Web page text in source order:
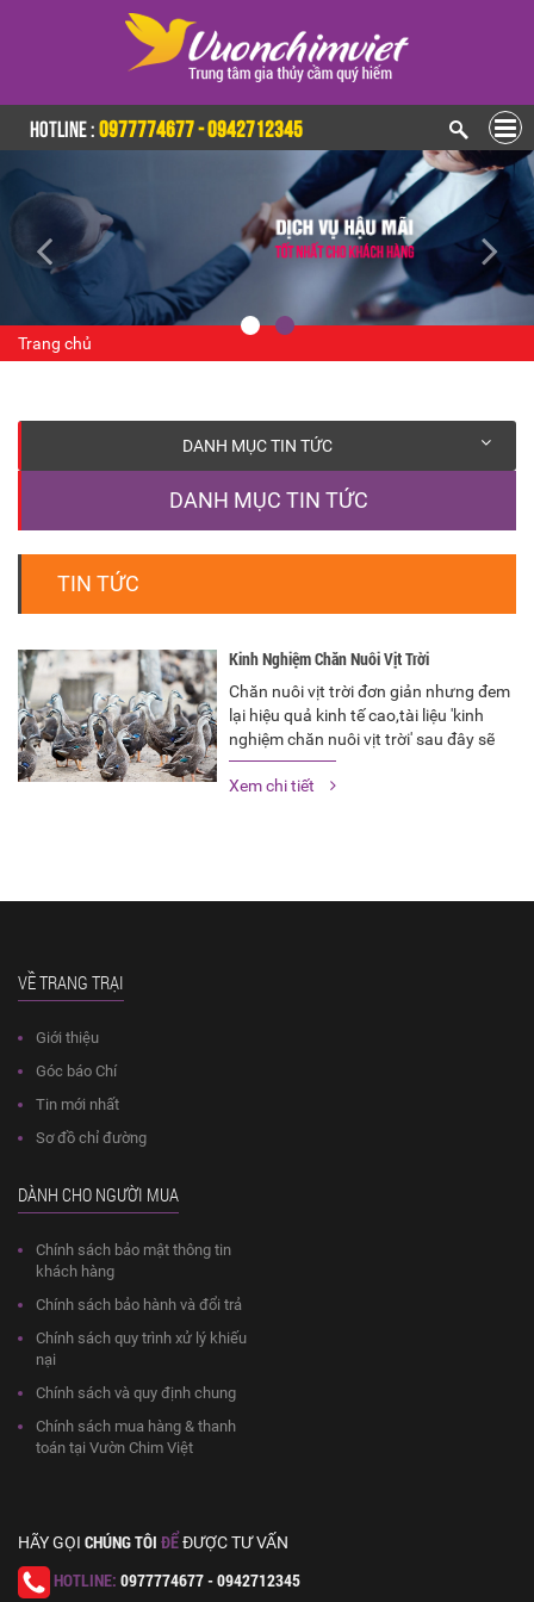
HOTLINE :0977774677 - 0942712345
Trang chủ
DANH MỤC TIN TỨC
DANH MỤC TIN TỨC
TIN TỨC
Kinh Nghiệm Chăn Nuôi Vịt Trời
Chăn nuôi vịt trời đơn giản nhưng đem
lại hiệu quả kinh tế cao,tài liệu 'kinh
nghiệm chăn nuôi vịt trời' sau đây sẽ
hướng dẫn đầy đủ kỹ thuật nuôi chăm
sóc và làm chuồng trại chăn nuôi vịt
Xem chi tiết
VỀ TRANG TRẠI
Giới thiệu
Góc báo Chí
Tin mới nhất
Sơ đồ chỉ đường
DÀNH CHO NGƯỜI MUA
Chính sách bảo mật thông tin
khách hàng
Chính sách bảo hành và đổi trả
Chính sách quy trình xử lý khiếu
nại
Chính sách và quy định chung
Chính sách mua hàng & thanh
toán tại Vườn Chim Việt
HÃY GỌI CHÚNG TÔI ĐỂĐƯỢC TƯ VẤN
HOTLINE: 0977774677 - 0942712345